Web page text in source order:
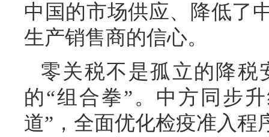
中国的市场供应、降低了
生产销售商的信心。
零关税不是孤立的降税
的“组合拳”。中方同步
道”，全面优化检疫准入